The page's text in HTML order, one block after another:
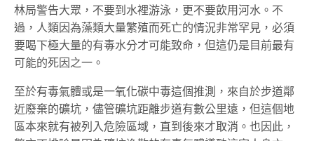
林局警告大眾，不要到水裡游泳，更不要飲用河水。不
過，人類因為藻類大量繁殖而死亡的情況非常罕見，必須
要喝下極大量的有毒水分才可能致命，但這仍是目前最有
可能的死因之一。
至於有毒氣體或是一氧化碳中毒這個推測，來自於步道鄰
近廢棄的礦坑，儘管礦坑距離步道有數公里遠，但這個地
區本來就有被列入危險區域，直到後來才取消。也因此，